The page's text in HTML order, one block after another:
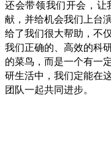
还会带领我们开会，
献，并给机会我们上台
给了我们很大帮助，不
我们正确的、高效的科
的菜鸟，而是一个有一
研生活中，我们定能在
团队一起共同进步。